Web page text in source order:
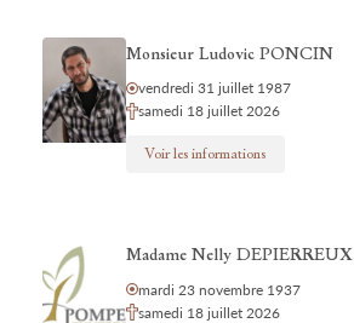
Monsieur Ludovic PONCIN
vendredi 31 juillet 1987
samedi 18 juillet 2026
Voir les informations
Madame Nelly DEPIERREUX
mardi 23 novembre 1937
samedi 18 juillet 2026